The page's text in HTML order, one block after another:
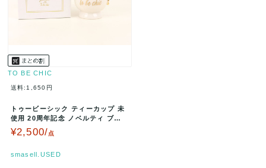
TO BE CHIC
送料:1,650円
トゥービーシック ティーカップ 未
使用 20周年記念 ノベルティ ブラ
ンド レディース ホワイト T…
¥2,500/点
smasell.USED